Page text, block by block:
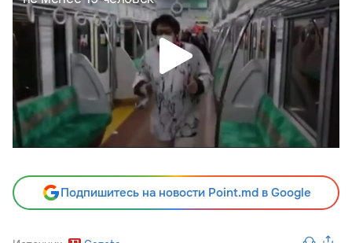
Подпишитесь на новости Point.md в Google